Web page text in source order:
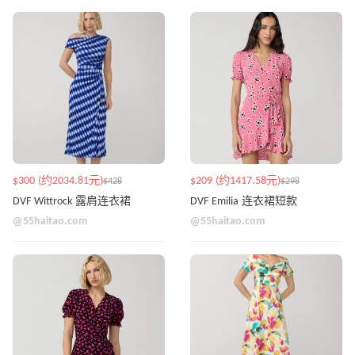
$300 (约2034.81元)$428
DVF Wittrock 露肩连衣裙
@55haitao.com
$209 (约1417.58元)$298
DVF Emilia 连衣裙短款
@55haitao.com